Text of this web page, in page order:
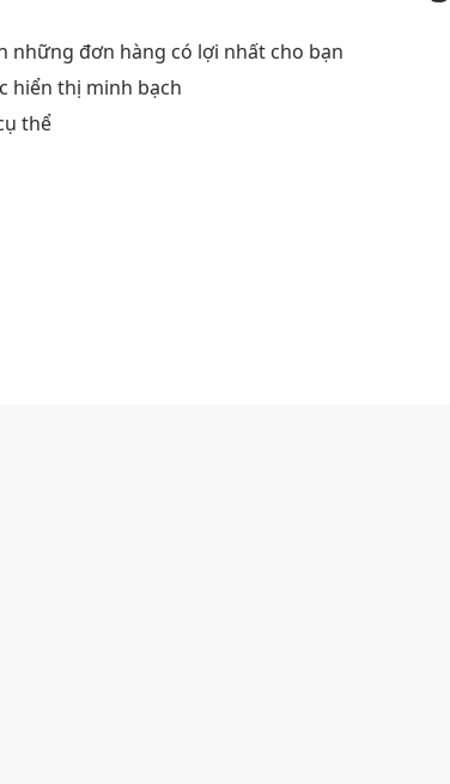
những đơn hàng có lợi nhất cho bạn
hiển thị minh bạch
thể